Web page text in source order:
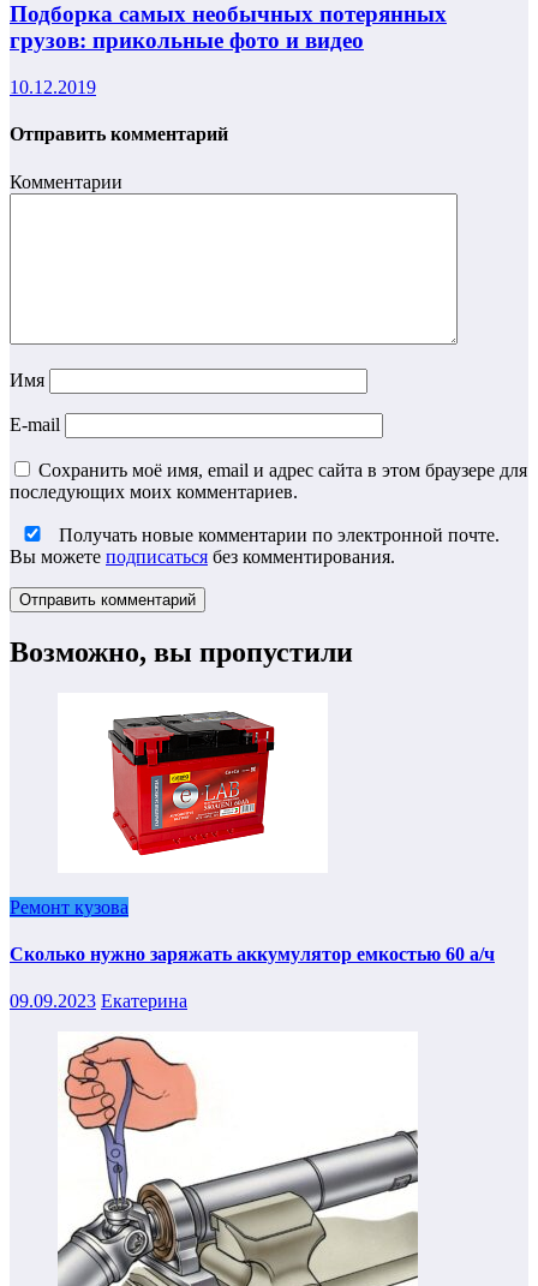
Подборка самых необычных потерянных
грузов: прикольные фото и видео
10.12.2019
Отправить комментарий
Комментарии
Имя
E-mail
Сохранить моё имя, email и адрес сайта в этом браузере для
последующих моих комментариев.
Получать новые комментарии по электронной почте.
Вы можете подписаться без комментирования.
Возможно, вы пропустили
Ремонт кузова
Сколько нужно заряжать аккумулятор емкостью 60 а/ч
09.09.2023 Екатерина